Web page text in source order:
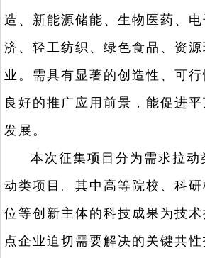
造、新能源储能、生物医药、
济、轻工纺织、绿色食品、资
业。需具有显著的创造性、可
良好的推广应用前景，能促进
发展。
本次征集项目分为需求拉动
动类项目。其中高等院校、科
位等创新主体的科技成果为技
点企业迫切需要解决的关键共